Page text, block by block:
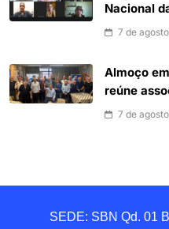
Nacional
7 de
Almoço
reúne
7 de
SEDE: SBN Qd. 01